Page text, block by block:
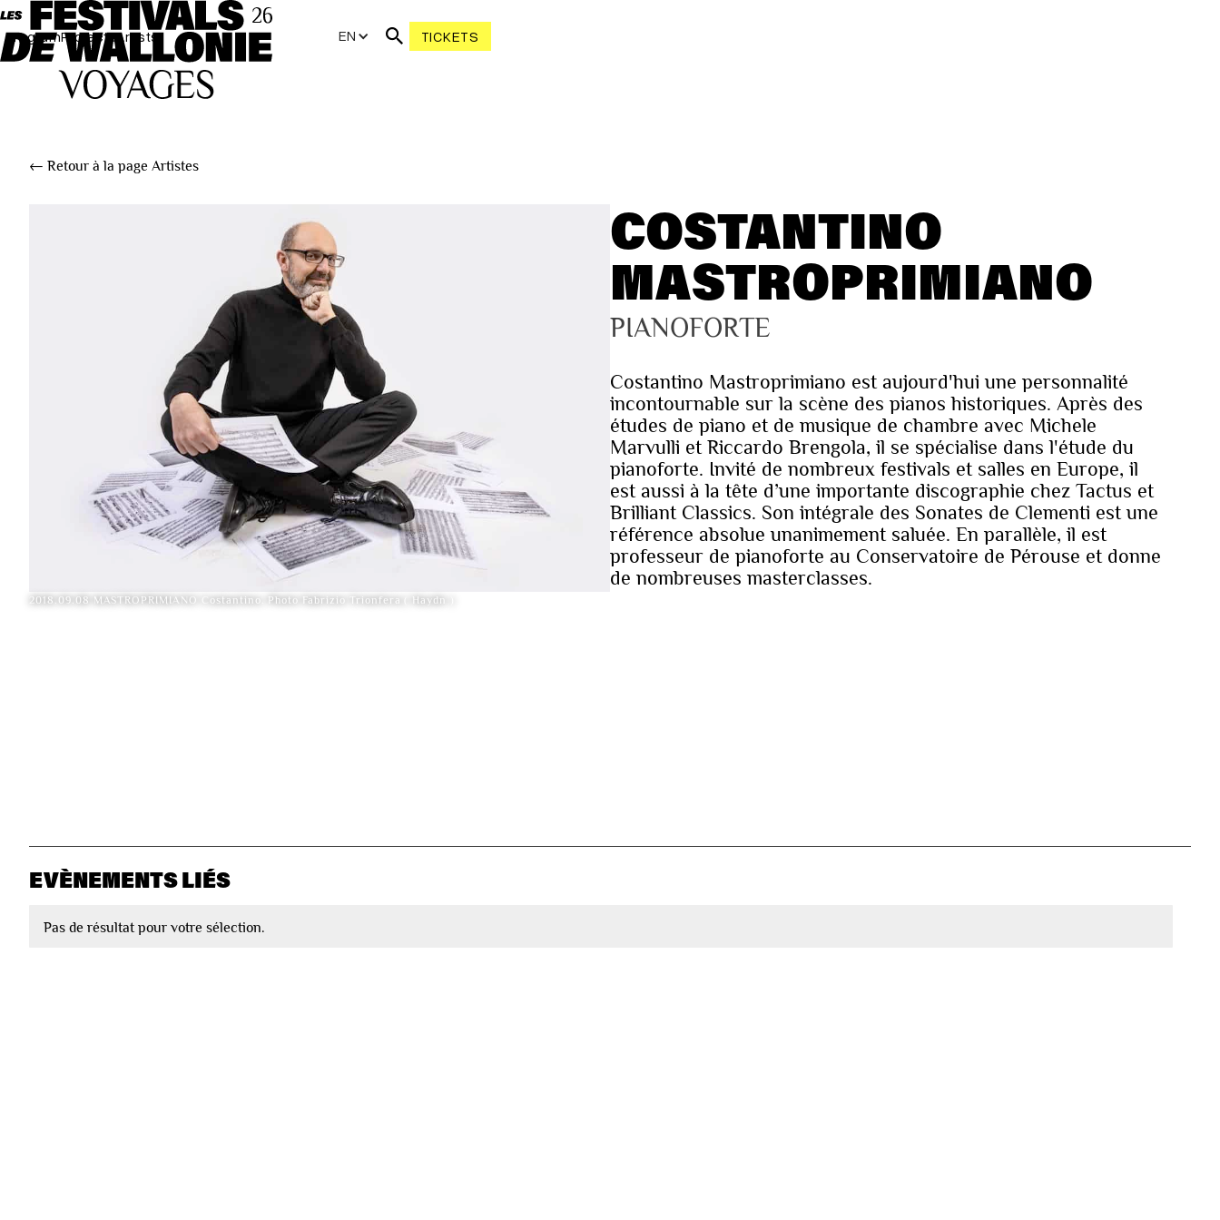
ProgramProjectsArtists EN TICKETS
← Retour à la page Artistes
2018.09.08 MASTROPRIMIANO Costantino. Photo Fabrizio Trionfera ( Haydn )
COSTANTINO
MASTROPRIMIANO
PIANOFORTE
Costantino Mastroprimiano est aujourd'hui une personnalité
incontournable sur la scène des pianos historiques. Après des
études de piano et de musique de chambre avec Michele
Marvulli et Riccardo Brengola, il se spécialise dans l'étude du
pianoforte. Invité de nombreux festivals et salles en Europe, il
est aussi à la tête d’une importante discographie chez Tactus et
Brilliant Classics. Son intégrale des Sonates de Clementi est une
référence absolue unanimement saluée. En parallèle, il est
professeur de pianoforte au Conservatoire de Pérouse et donne
de nombreuses masterclasses.
EVÈNEMENTS LIÉS
Pas de résultat pour votre sélection.